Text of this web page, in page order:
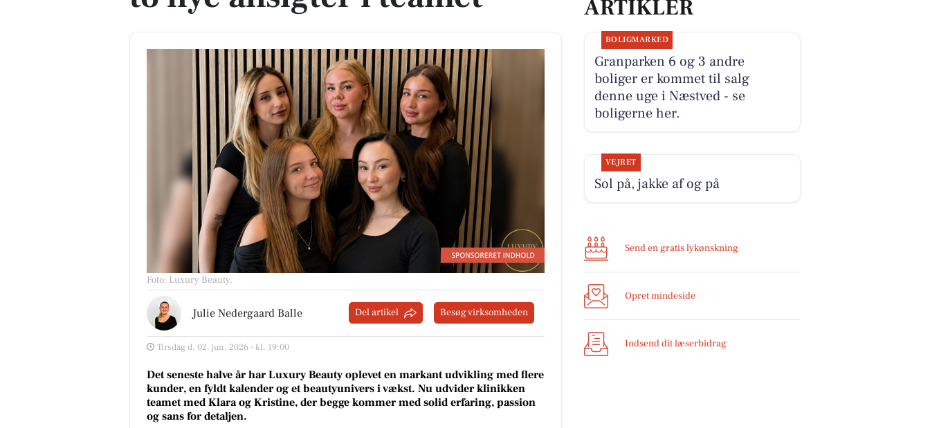
Foto: Luxury Beauty.
Julie Nedergaard Balle Del artikel Besøg virksomheden
Tirsdag d. 02. jun. 2026 - kl. 19:00
Det seneste halve år har Luxury Beauty oplevet en markant udvikling med flere
kunder, en fyldt kalender og et beautyunivers i vækst. Nu udvider klinikken
teamet med Klara og Kristine, der begge kommer med solid erfaring, passion
og sans for detaljen.
ARTIKLER
BOLIGMARKED
Granparken 6 og 3 andre
boliger er kommet til salg
denne uge i Næstved - se
boligerne her.
VEJRET
Sol på, jakke af og på
Send en gratis lykønskning
Opret mindeside
Indsend dit læserbidrag